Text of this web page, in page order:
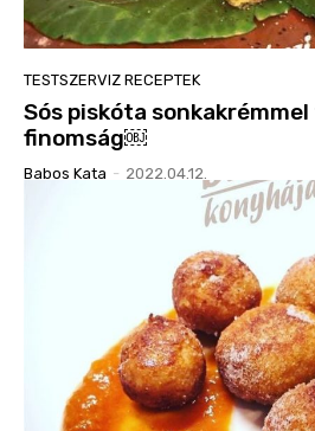
TESTSZERVIZ RECEPTEK
Sós piskóta
finomság￼
Babos Kata - 2022.04.12.